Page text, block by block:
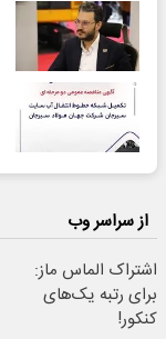
از سراسر وب
اشتراک الماس ماز:
برای رتبه یک‌های
کنکور!